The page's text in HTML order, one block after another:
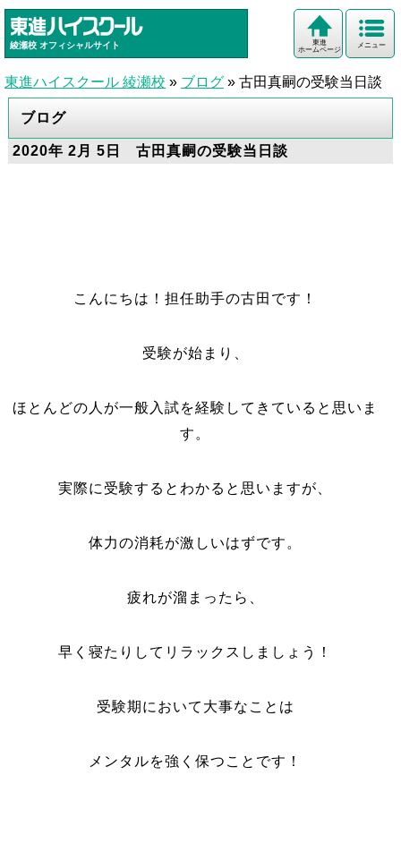
綾瀬校 オフィシャルサイト メニュー
東進
ホームページ
東進ハイスクール 綾瀬校 » ブログ » 古田真嗣の受験当日談
ブログ
2020年 2月 5日 古田真嗣の受験当日談
こんにちは！担任助手の古田です！
受験が始まり、
ほとんどの人が一般入試を経験してきていると思いま
す。
実際に受験するとわかると思いますが、
体力の消耗が激しいはずです。
疲れが溜まったら、
早く寝たりしてリラックスしましょう！
受験期において大事なことは
メンタルを強く保つことです！